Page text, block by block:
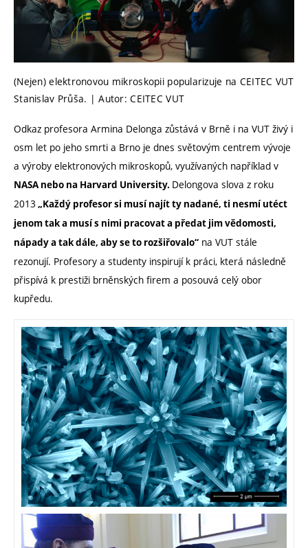
(Nejen) elektronovou mikroskopii popularizuje na CEITEC VUT
Stanislav Průša. | Autor: CEITEC VUT
Odkaz profesora Armina Delonga zůstává v Brně i na VUT živý i
osm let po jeho smrti a Brno je dnes světovým centrem vývoje
a výroby elektronových mikroskopů, využívaných například v
NASA nebo na Harvard University. Delongova slova z roku
2013 „Každý profesor si musí najít ty nadané, ti nesmí utéct
jenom tak a musí s nimi pracovat a předat jim vědomosti,
nápady a tak dále, aby se to rozšiřovalo“ na VUT stále
rezonují. Profesory a studenty inspirují k práci, která následně
přispívá k prestiži brněnských firem a posouvá celý obor
kupředu.